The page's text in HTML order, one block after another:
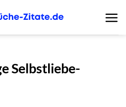
Selbstliebe-